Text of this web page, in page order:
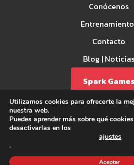
Conócenos
Contacto
Blog | Noticias
Spark Games
Aviso Legal
Utilizamos cookies para ofrecerte la
nuestra web.
Puedes aprender más sobre qué
desactivarlas en los
ajustes
.
Aceptar